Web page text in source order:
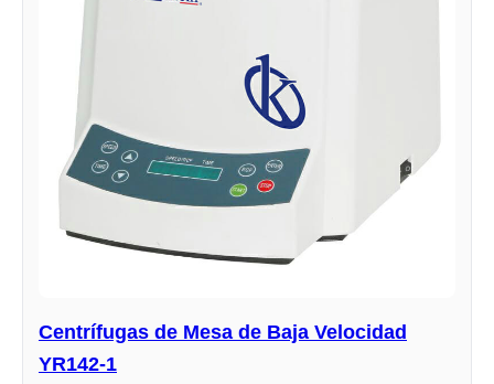
Centrífugas de Mesa de Baja Velocidad
YR142-1